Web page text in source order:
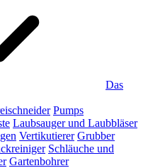
Das
Pumps
Laubsauger und Laubbläser
Vertikutierer Grubber
Schläuche und
Gartenbohrer